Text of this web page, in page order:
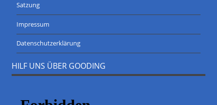
Satzung
Impressum
Datenschutzerklärung
HILF UNS ÜBER GOODING